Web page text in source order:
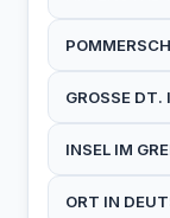
GROSSE DT.
INSEL IM
ORT IN